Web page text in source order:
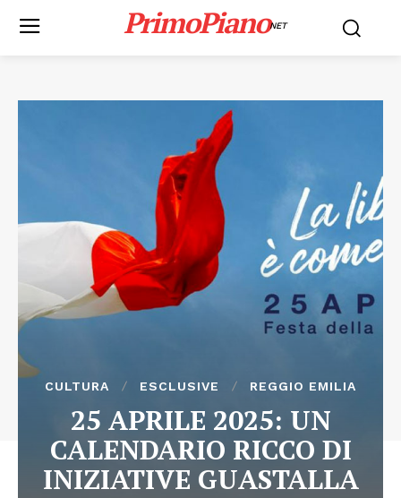
PrimoPianoNET
CULTURA ESCLUSIVE REGGIO EMILIA
25 APRILE 2025: UN
CALENDARIO RICCO DI
INIZIATIVE GUASTALLA